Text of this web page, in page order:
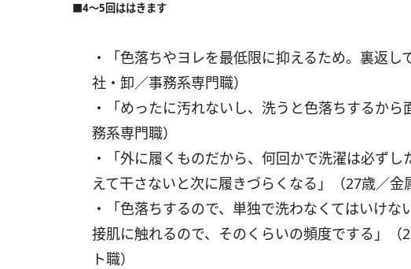
■4～5回ははきます
・「色落ちやヨレを最低限に抑えるため。裏返
社・卸／事務系専門職）
・「めったに汚れないし、洗うと色落ちするか
務系専門職）
・「外に履くものだから、何回かで洗濯は必ず
えて干さないと次に履きづらくなる」（27歳／金
・「色落ちするので、単独で洗わなくてはいけ
接肌に触れるので、そのくらいの頻度でする」（
ト職）